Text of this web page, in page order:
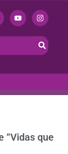
“Vidas que